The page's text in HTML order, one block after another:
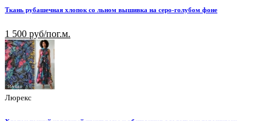
Ткань рубашечная хлопок со льном вышивка на серо-голубом фоне
1 500 руб/пог.м.
Люрекс